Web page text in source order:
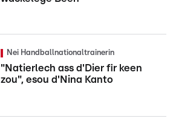
Nei Handballnationaltrainerin
"Natierlech ass d'Dier fir keen
zou", esou d'Nina Kanto